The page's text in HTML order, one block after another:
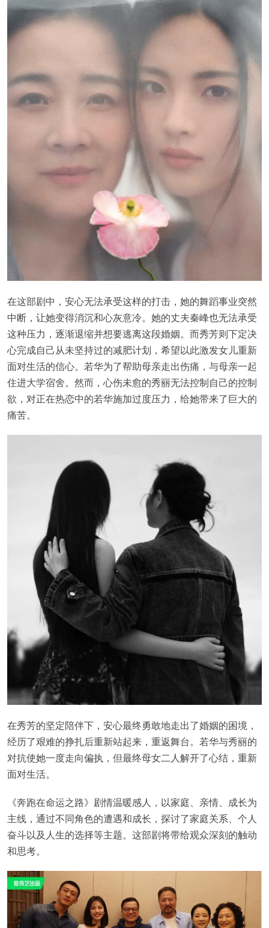
在这部剧中，安心无法承受这样的打击，她的舞蹈事业突然
中断，让她变得消沉和心灰意冷。她的丈夫秦峰也无法承受
这种压力，逐渐退缩并想要逃离这段婚姻。而秀芳则下定决
心完成自己从未坚持过的减肥计划，希望以此激发女儿重新
面对生活的信心。若华为了帮助母亲走出伤痛，与母亲一起
住进大学宿舍。然而，心伤未愈的秀丽无法控制自己的控制
欲，对正在热恋中的若华施加过度压力，给她带来了巨大的
痛苦。
在秀芳的坚定陪伴下，安心最终勇敢地走出了婚姻的困境，
经历了艰难的挣扎后重新站起来，重返舞台。若华与秀丽的
对抗使她一度走向偏执，但最终母女二人解开了心结，重新
面对生活。
《奔跑在命运之路》剧情温暖感人，以家庭、亲情、成长为
主线，通过不同角色的遭遇和成长，探讨了家庭关系、个人
奋斗以及人生的选择等主题。这部剧将带给观众深刻的触动
和思考。